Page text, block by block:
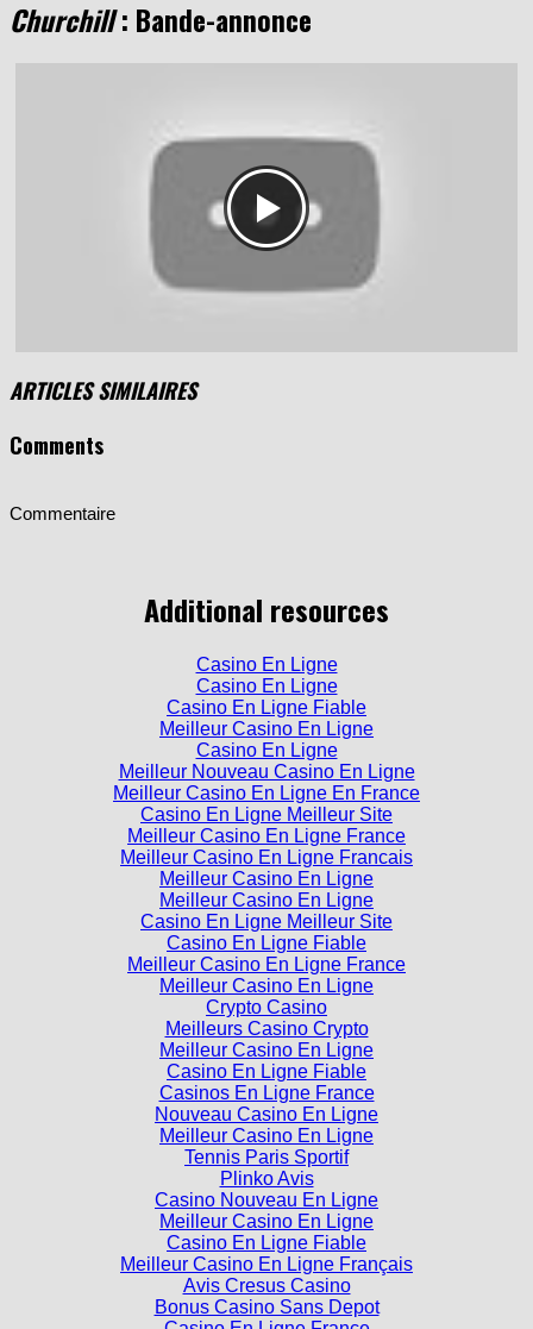
Casino En Ligne
Casino En Ligne Fiable
Meilleur Casino En Ligne
Casino En Ligne
Meilleur Nouveau Casino En Ligne
Meilleur Casino En Ligne En France
Casino En Ligne Meilleur Site
Meilleur Casino En Ligne France
Meilleur Casino En Ligne Francais
Meilleur Casino En Ligne
Meilleur Casino En Ligne
Casino En Ligne Meilleur Site
Casino En Ligne Fiable
Meilleur Casino En Ligne France
Meilleur Casino En Ligne
Crypto Casino
Meilleurs Casino Crypto
Meilleur Casino En Ligne
Casino En Ligne Fiable
Casinos En Ligne France
Nouveau Casino En Ligne
Meilleur Casino En Ligne
Tennis Paris Sportif
Plinko Avis
Casino Nouveau En Ligne
Meilleur Casino En Ligne
Casino En Ligne Fiable
Meilleur Casino En Ligne Français
Avis Cresus Casino
Bonus Casino Sans Depot
Casino En Ligne France
Casino En Ligne France